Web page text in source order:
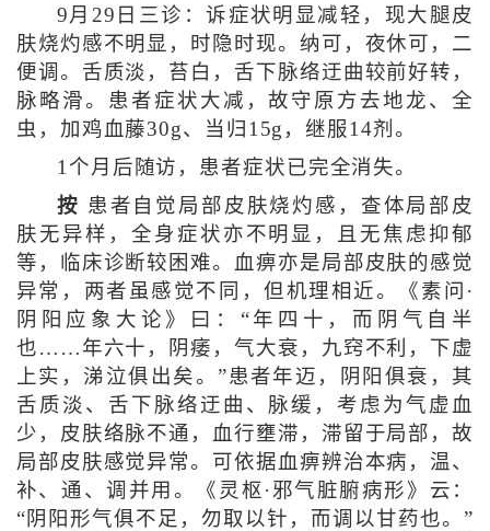
9月29日三诊：诉症状明显减轻，现大腿皮
肤烧灼感不明显，时隐时现。纳可，夜休可，二
便调。舌质淡，苔白，舌下脉络迂曲较前好转，
脉略滑。患者症状大减，故守原方去地龙、全
虫，加鸡血藤30g、当归15g，继服14剂。
1个月后随访，患者症状已完全消失。
按 患者自觉局部皮肤烧灼感，查体局部皮
肤无异样，全身症状亦不明显，且无焦虑抑郁
等，临床诊断较困难。血痹亦是局部皮肤的感觉
异常，两者虽感觉不同，但机理相近。《素问·
阴阳应象大论》曰：“年四十，而阴气自半
也……年六十，阴痿，气大衰，九窍不利，下虚
上实，涕泣俱出矣。”患者年迈，阴阳俱衰，其
舌质淡、舌下脉络迂曲、脉缓，考虑为气虚血
少，皮肤络脉不通，血行壅滞，滞留于局部，故
局部皮肤感觉异常。可依据血痹辨治本病，温、
补、通、调并用。《灵枢·邪气脏腑病形》云：
“阴阳形气俱不足，勿取以针，而调以甘药也。”